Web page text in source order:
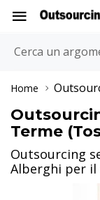
Home
Terme
Outsourcing
Alberghi per